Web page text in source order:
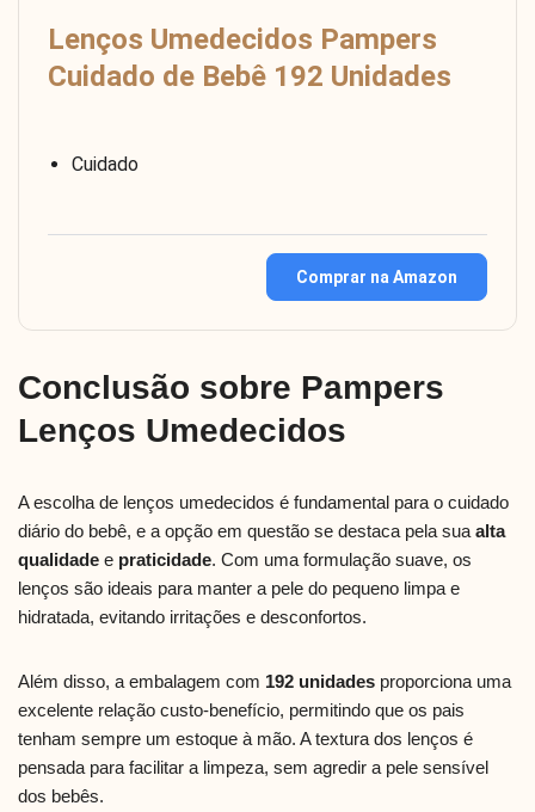
Lenços Umedecidos Pampers
Cuidado de Bebê 192 Unidades
Cuidado
Comprar na Amazon
Conclusão sobre Pampers
Lenços Umedecidos
A escolha de lenços umedecidos é fundamental para o cuidado
diário do bebê, e a opção em questão se destaca pela sua alta
qualidade e praticidade. Com uma formulação suave, os
lenços são ideais para manter a pele do pequeno limpa e
hidratada, evitando irritações e desconfortos.
Além disso, a embalagem com 192 unidades proporciona uma
excelente relação custo-benefício, permitindo que os pais
tenham sempre um estoque à mão. A textura dos lenços é
pensada para facilitar a limpeza, sem agredir a pele sensível
dos bebês.